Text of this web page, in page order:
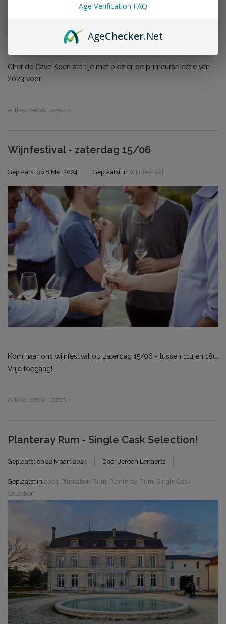
Chef de Cave Koen stelt je met plezier de primeurselectie van
2023 voor.
Artikel verder lezen »
Wijnfestival - zaterdag 15/06
Geplaatst op 8 Mei 2024 Geplaatst in Wijnfestival
Kom naar ons wijnfestival op zaterdag 15/06 - tussen 11u en 18u.
Vrije toegang!
Artikel verder lezen »
Planteray Rum - Single Cask Selection!
Geplaatst op 22 Maart 2024 Door Jeroen Lenaerts
Geplaatst in 2024 Plantation Rum Planteray Rum Single Cask
Selection
Age Verification FAQ
AgeChecker.Net